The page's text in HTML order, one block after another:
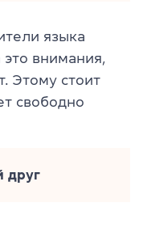
языка
внимания,
Этому стоит
свободно
друг